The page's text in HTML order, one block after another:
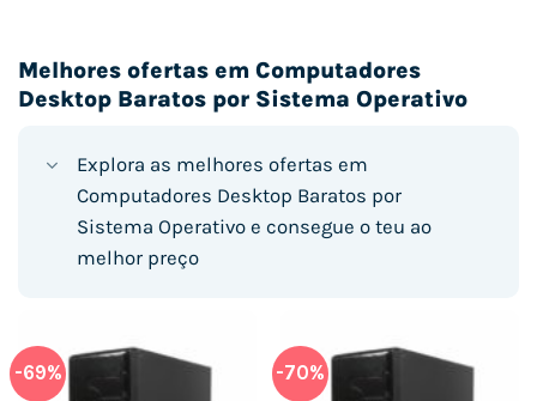
Melhores ofertas em Computadores
Desktop Baratos por Sistema Operativo
Explora as melhores ofertas em
Computadores Desktop Baratos por
Sistema Operativo e consegue o teu ao
melhor preço
-69% -70%